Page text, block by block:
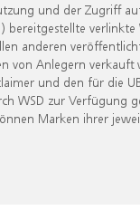
und der Zugriff
anderen
Anlegern
und den für die
zur Verfügung
Marken ihrer